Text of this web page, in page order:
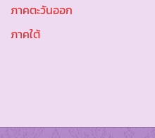
ภาคตะวันออก
ภาคใต้